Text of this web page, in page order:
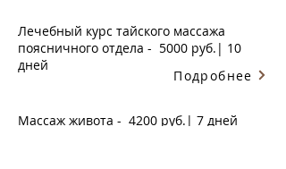
Лечебный курс тайского массажа
поясничного отдела - 5000 руб.| 10
дней
Подробнее
Массаж живота - 4200 руб.| 7 дней